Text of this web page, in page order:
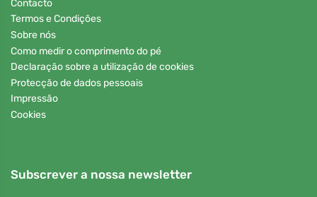
Contacto
Termos e Condições
Sobre nós
Como medir o comprimento do pé
Declaração sobre a utilização de cookies
Protecção de dados pessoais
Impressão
Cookies
Subscrever a nossa newsletter